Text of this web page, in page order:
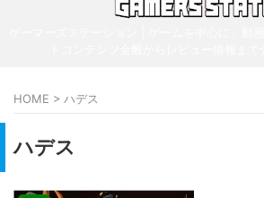
HOME > ハデス
ハデス